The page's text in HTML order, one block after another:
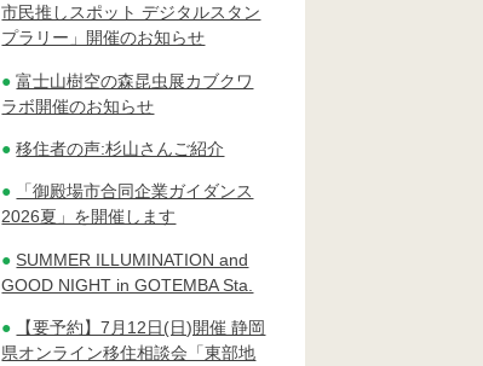
市民推しスポット デジタルスタン
プラリー」開催のお知らせ
富士山樹空の森昆虫展カブクワ
ラボ開催のお知らせ
移住者の声:杉山さんご紹介
「御殿場市合同企業ガイダンス
2026夏」を開催します
SUMMER ILLUMINATION and
GOOD NIGHT in GOTEMBA Sta.
【要予約】7月12日(日)開催 静岡
県オンライン移住相談会「東部地